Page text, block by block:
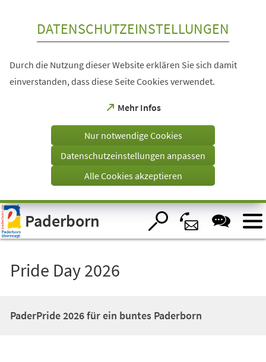
Visuelle
Assistenzsoftware
öffnen.
DATENSCHUTZEINSTELLUNGEN
Durch die Nutzung dieser Website erklären Sie sich damit
einverstanden, dass diese Seite Cookies verwendet.
Mehr Infos
(Öffnet
einem
Tab)
Nur notwendige Cookies
Datenschutzeinstellungen anpassen
Alle Cookies akzeptieren
Paderborn
Pride Day 2026
PaderPride 2026 für ein buntes Paderborn